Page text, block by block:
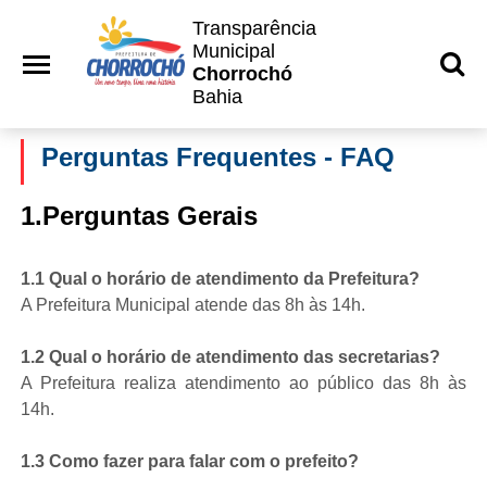
Transparência
Municipal
Chorrochó
Bahia
Perguntas Frequentes - FAQ
1.Perguntas Gerais
1.1 Qual o horário de atendimento da Prefeitura?
A Prefeitura Municipal atende das 8h às 14h.
1.2 Qual o horário de atendimento das secretarias?
A Prefeitura realiza atendimento ao público das 8h às
14h.
1.3 Como fazer para falar com o prefeito?